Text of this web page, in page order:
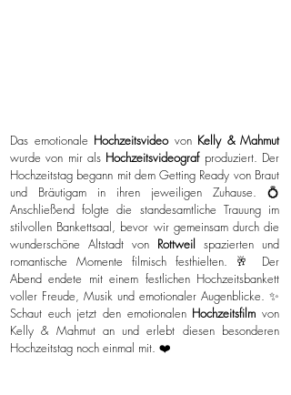
Das emotionale Hochzeitsvideovon Kelly & Mahmut
wurde von mir als Hochzeitsvideograf produziert. Der
Hochzeitstag begann mit dem Getting Ready von Braut
und Bräutigam in ihren jeweiligen Zuhause. 💍
Anschließend folgte die standesamtliche Trauung im
stilvollen Bankettsaal, bevor wir gemeinsam durch die
wunderschöne Altstadt von Rottweil spazierten und
romantische Momente filmisch festhielten. 🥂 Der
Abend endete mit einem festlichen Hochzeitsbankett
voller Freude, Musik und emotionaler Augenblicke. ✨
Schaut euch jetzt den emotionalen Hochzeitsfilmvon
Kelly & Mahmut an und erlebt diesen besonderen
Hochzeitstag noch einmal mit. ❤️